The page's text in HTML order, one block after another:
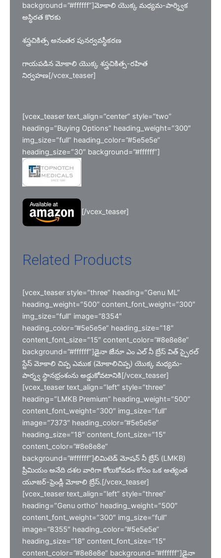
background=”#ffffff”]మోకాలి యొక్క మధ్యమ-పార్శ్విక
అస్థిరత కొరకు
శస్త్రచికిత్స అనంతర పునర్వవస్థీకరణ
గాయపడిన మోకాలి యొక్క శస్త్రచికిత్స-రహిత
నిర్వహణ[/vcex_teaser]
[vcex_teaser text_align=”center” style=”two”
heading=”Buying Options” heading_weight=”300″
img_size=”full” heading_color=”#5e5e5e”
heading_size=”30″ background=”#ffffff”]
[/vcex_teaser]
Related Products
[vcex_teaser style=”three” heading=”Genu ML”
heading_weight=”500″ content_font_weight=”300″
img_size=”full” image=”8354″
heading_color=”#5e5e5e” heading_size=”18″
content_font_size=”15″ content_color=”#8e8e8e”
background=”#ffffff”]డైనా జేనూ ఎం ఎల్ నీ బ్రేస్ విత్ స్పైరల్
స్టేస్ మోకాలి చిప్ప ఎముక (మోకాలిచిప్ప) యొక్క మధ్యమ-
పార్శ్వ స్థానభ్రంశంను అడ్డుకోవటానికి[/vcex_teaser]
[vcex_teaser text_align=”left” style=”three”
heading=”LMKB Premium” heading_weight=”500″
content_font_weight=”300″ img_size=”full”
image=”7373″ heading_color=”#5e5e5e”
heading_size=”18″ content_font_size=”15″
content_color=”#8e8e8e”
background=”#ffffff”]లిమిటెడ్ మోషన్ నీ బ్రేస్ (LMKB)
ప్రీమియం అనేది దశల వారిగా కోలుకోవడం కోసం ఒక అత్యంత
యూజర్-ఫ్రెండ్లీ మోకాలి బ్రేస్.[/vcex_teaser]
[vcex_teaser text_align=”left” style=”three”
heading=”Genu ortho” heading_weight=”500″
content_font_weight=”300″ img_size=”full”
image=”8355″ heading_color=”#5e5e5e”
heading_size=”18″ content_font_size=”15″
content_color=”#8e8e8e” background=”#ffffff”]డైనా